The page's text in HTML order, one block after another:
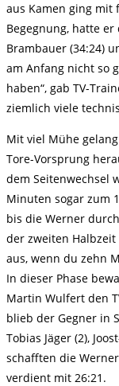
aus Kamen ging mit
Begegnung, hatte
Brambauer (34:24)
am Anfang nicht so
haben“, gab TV-
ziemlich viele
Mit viel Mühe
Tore-Vorsprung
dem Seitenwechsel
Minuten sogar zum
bis die Werner
der zweiten
aus, wenn du zehn
In dieser Phase
Martin Wulfert den
blieb der Gegner in
Tobias Jäger (2),
schafften die
verdient mit 26:21.